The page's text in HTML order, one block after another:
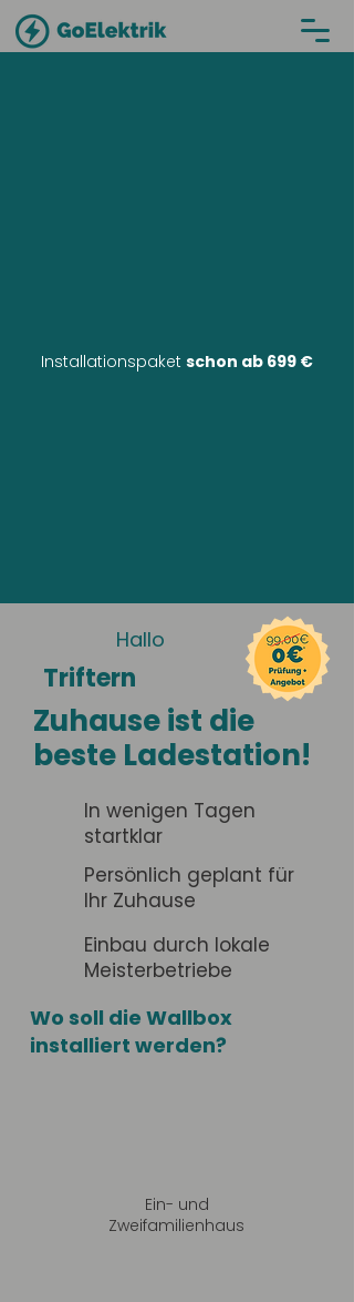
Installationspaket schon ab 699 €
Hallo
Triftern
Zuhause ist die
beste Ladestation!
In wenigen Tagen
startklar
Persönlich geplant für
Ihr Zuhause
Einbau durch lokale
Meisterbetriebe
Wo soll die Wallbox
installiert werden?
Ein- und
Zweifamilienhaus